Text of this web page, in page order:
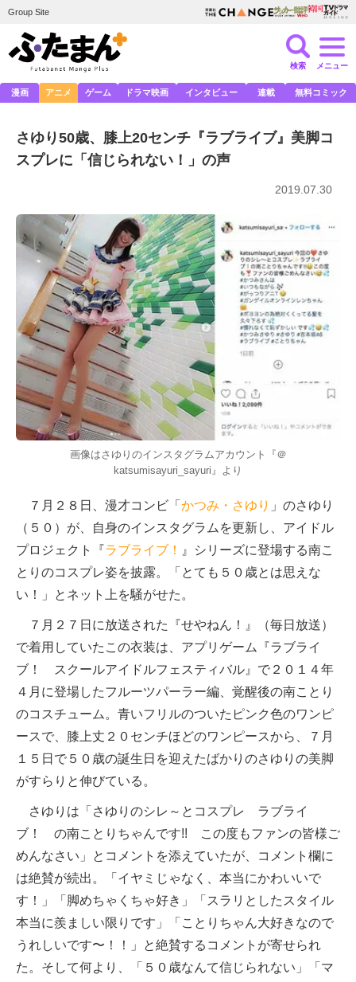
Group Site
検索 メニュー
漫画 アニメ ゲーム ドラマ映画 インタビュー 連載 無料コミック
さゆり50歳、膝上20センチ『ラブライブ』美脚コ
スプレに「信じられない！」の声
2019.07.30
画像はさゆりのインスタグラムアカウント『＠
katsumisayuri_sayuri』より
７月２８日、漫才コンビ「 かつみ・さゆり 」のさゆり
（５０）が、自身のインスタグラムを更新し、アイドル
プロジェクト『ラブライブ！
』シリーズに登場する南こ
とりのコスプレ姿を披露。「とても５０歳とは思えな
い！」とネット上を騒がせた。
７月２７日に放送された『せやねん！』（毎日放送）
で着用していたこの衣装は、アプリゲーム『ラブライ
ブ！ スクールアイドルフェスティバル』で２０１４年
４月に登場したフルーツパーラー編、覚醒後の南ことり
のコスチューム。青いフリルのついたピンク色のワンピ
ースで、膝上丈２０センチほどのワンピースから、７月
１５日で５０歳の誕生日を迎えたばかりのさゆりの美脚
がすらりと伸びている。
さゆりは「さゆりのシレ～とコスプレ ラブライ
ブ！ の南ことりちゃんです!! この度もファンの皆様ご
めんなさい」とコメントを添えていたが、コメント欄に
は絶賛が続出。「イヤミじゃなく、本当にかわいいで
す！」「脚めちゃくちゃ好き」「スラリとしたスタイル
本当に羨ましい限りです」「ことりちゃん大好きなので
うれしいです〜！！」と絶賛するコメントが寄せられ
た。そして何より、「５０歳なんて信じられない」「マ